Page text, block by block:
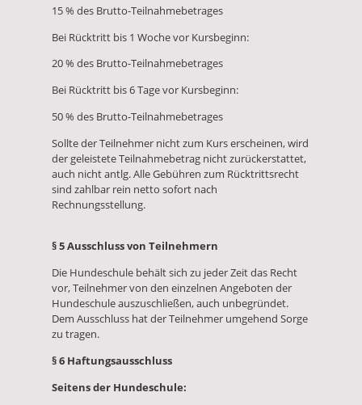
15 % des Brutto-Teilnahmebetrages
Bei Rücktritt bis 1 Woche vor Kursbeginn:
20 % des Brutto-Teilnahmebetrages
Bei Rücktritt bis 6 Tage vor Kursbeginn:
50 % des Brutto-Teilnahmebetrages
Sollte der Teilnehmer nicht zum Kurs erscheinen, wird
der geleistete Teilnahmebetrag nicht zurückerstattet,
auch nicht antlg. Alle Gebühren zum Rücktrittsrecht
sind zahlbar rein netto sofort nach
Rechnungsstellung.
§ 5 Ausschluss von Teilnehmern
Die Hundeschule behält sich zu jeder Zeit das Recht
vor, Teilnehmer von den einzelnen Angeboten der
Hundeschule auszuschließen, auch unbegründet.
Dem Ausschluss hat der Teilnehmer umgehend Sorge
zu tragen.
§ 6 Haftungsausschluss
Seitens der Hundeschule: